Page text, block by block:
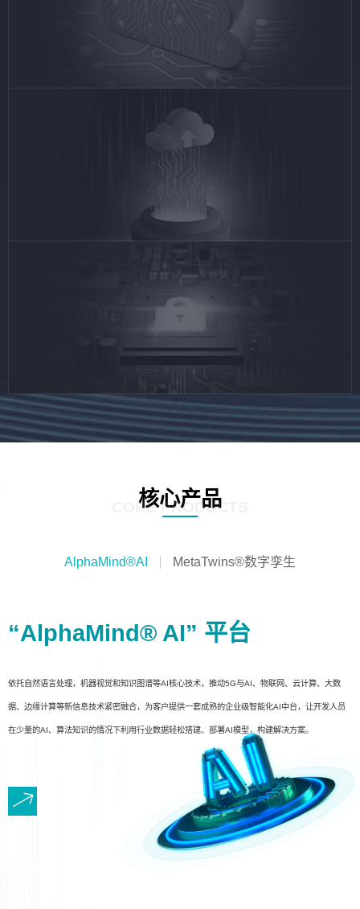
核心产品
CORE PRODUCTS
AlphaMind®AI MetaTwins®数字孪生
“AlphaMind® AI” 平台
依托自然语言处理，机器视觉和知识图谱等AI核心技术，推动5G与AI、物联网、云计算、大数
据、边缘计算等新信息技术紧密融合，为客户提供一套成熟的企业级智能化AI中台，让开发人员
在少量的AI、算法知识的情况下利用行业数据轻松搭建、部署AI模型，构建解决方案。